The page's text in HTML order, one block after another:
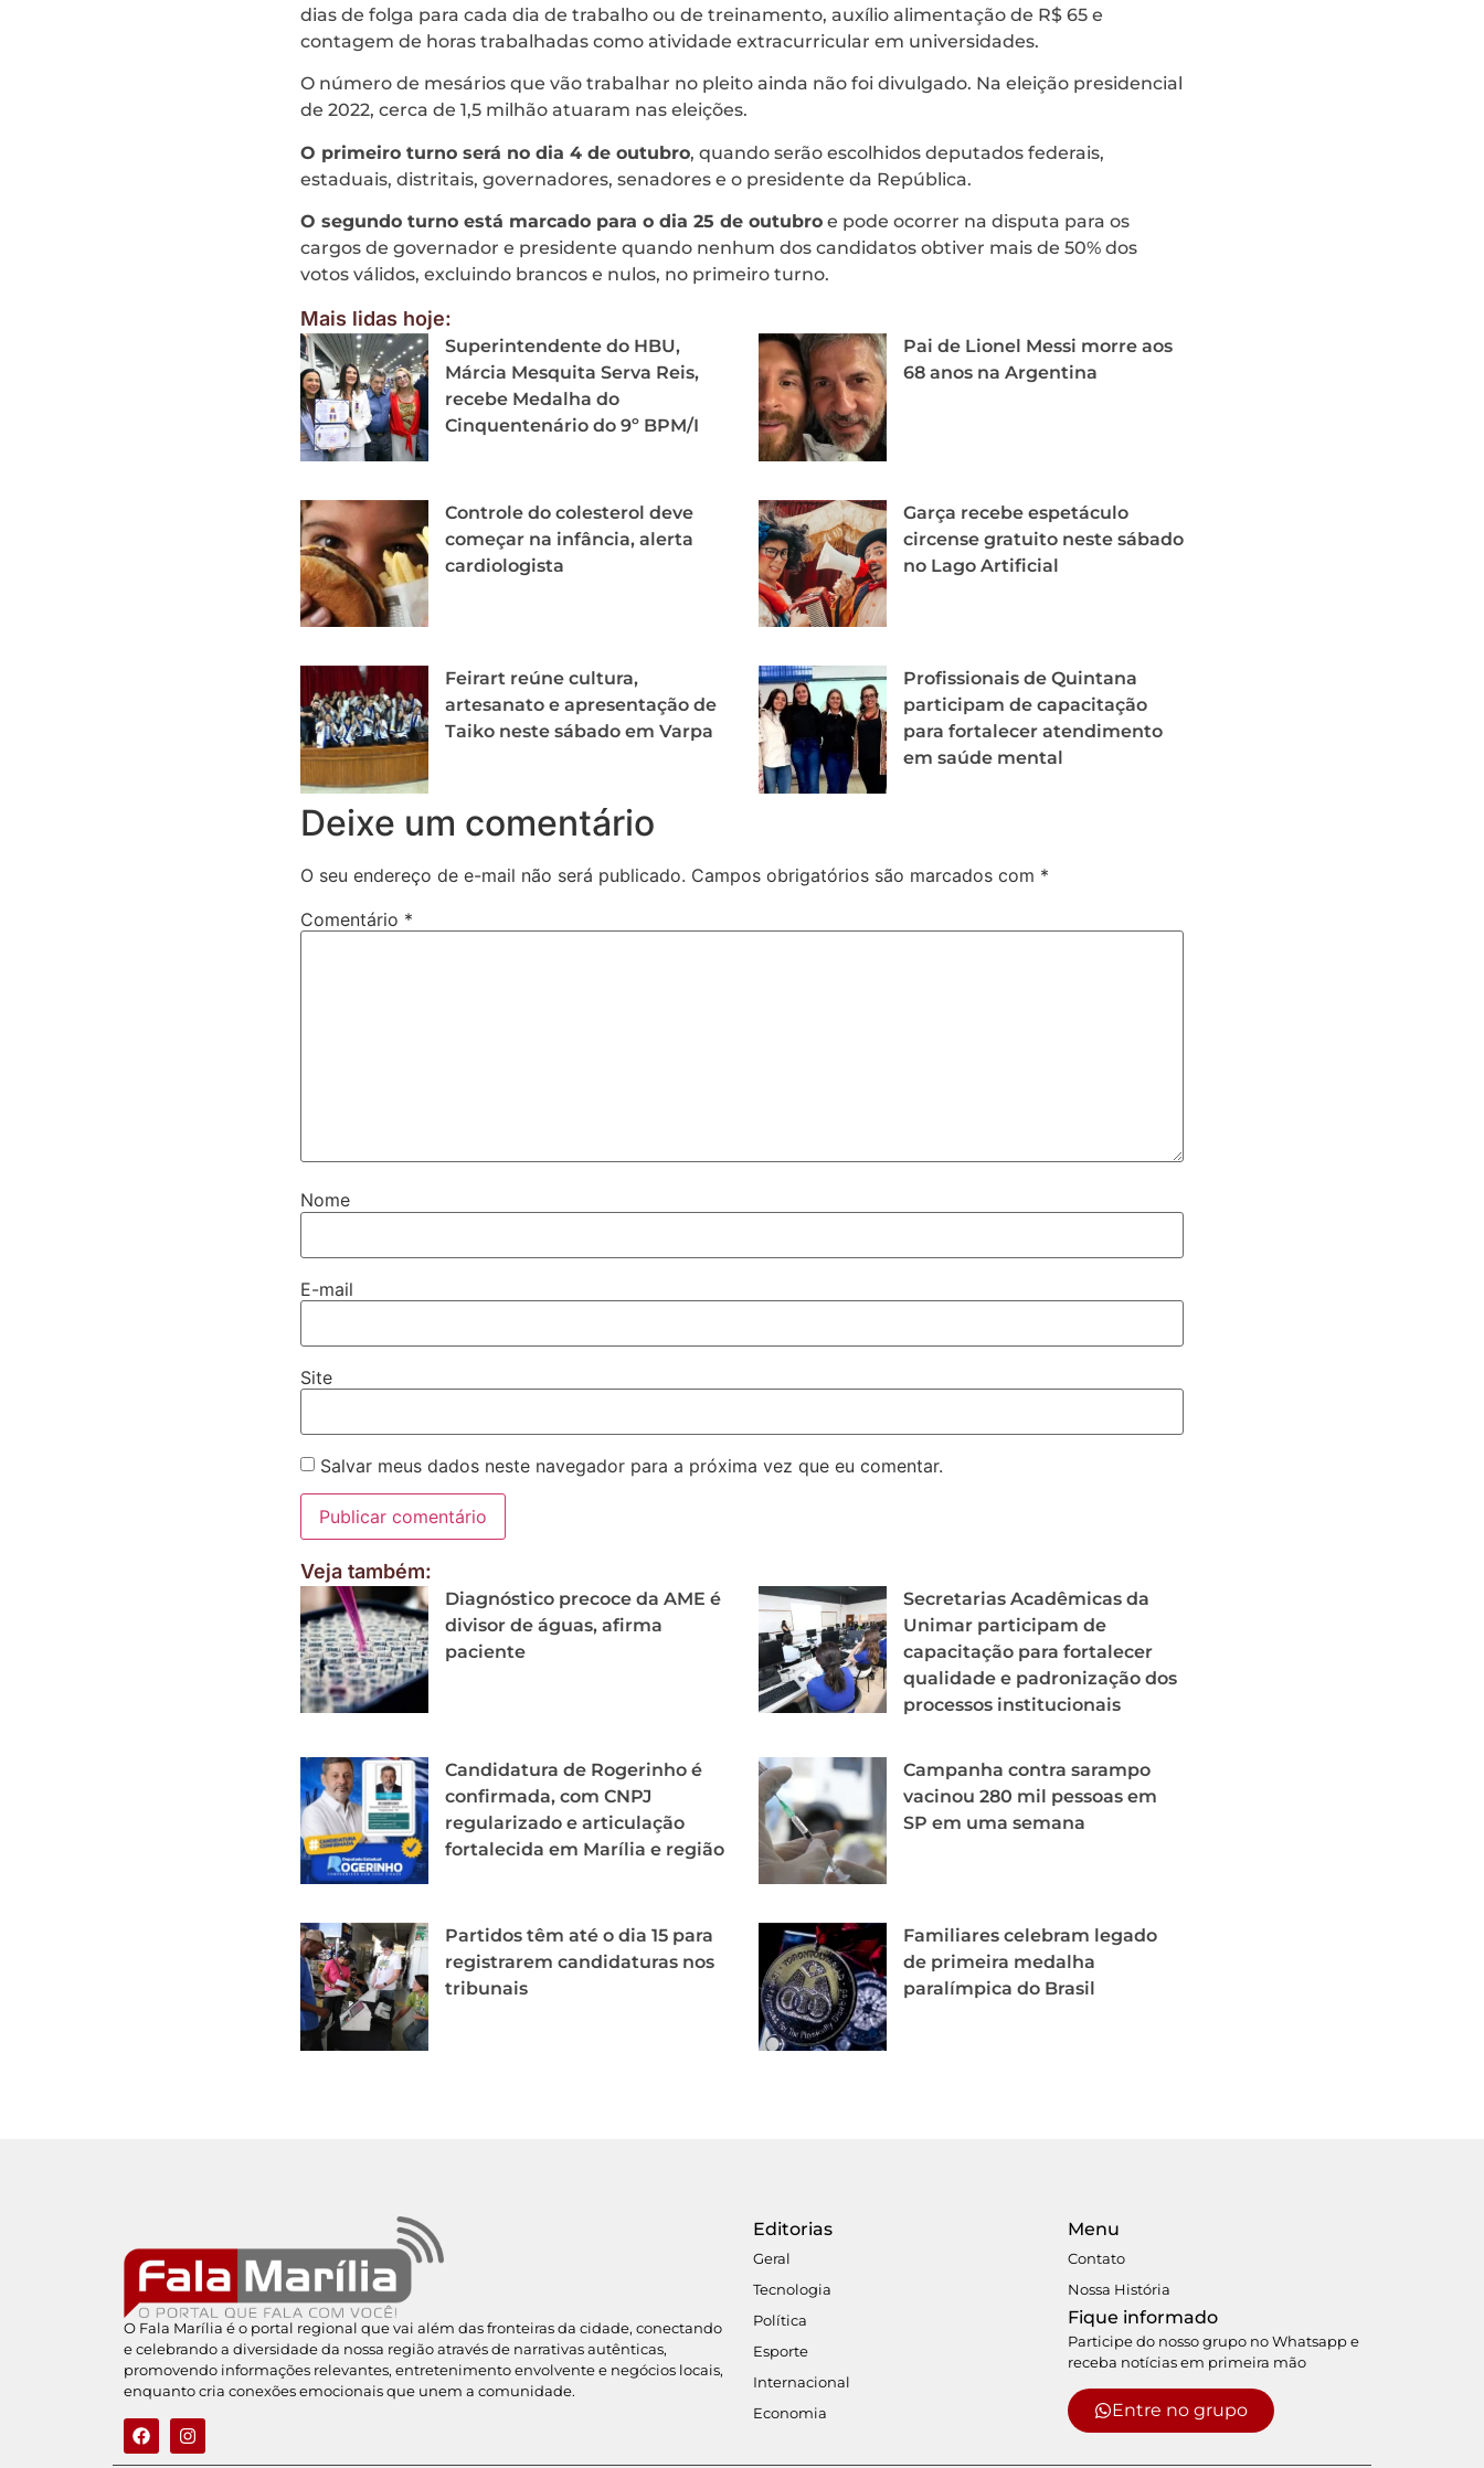
dias de folga para cada dia de trabalho ou de treinamento, auxílio alimentação de R$ 65 e
contagem de horas trabalhadas como atividade extracurricular em universidades.
O número de mesários que vão trabalhar no pleito ainda não foi divulgado. Na eleição presidencial
de 2022, cerca de 1,5 milhão atuaram nas eleições.
O primeiro turno será no dia 4 de outubro, quando serão escolhidos deputados federais,
estaduais, distritais, governadores, senadores e o presidente da República.
O segundo turno está marcado para o dia 25 de outubro e pode ocorrer na disputa para os
cargos de governador e presidente quando nenhum dos candidatos obtiver mais de 50% dos
votos válidos, excluindo brancos e nulos, no primeiro turno.
Mais lidas hoje:
Superintendente do HBU,
Márcia Mesquita Serva Reis,
recebe Medalha do
Cinquentenário do 9º BPM/I
Pai de Lionel Messi morre aos
68 anos na Argentina
Controle do colesterol deve
começar na infância, alerta
cardiologista
Garça recebe espetáculo
circense gratuito neste sábado
no Lago Artificial
Feirart reúne cultura,
artesanato e apresentação de
Taiko neste sábado em Varpa
Profissionais de Quintana
participam de capacitação
para fortalecer atendimento
em saúde mental
Deixe um comentário
O seu endereço de e-mail não será publicado. Campos obrigatórios são marcados com *
Comentário *
Nome
E-mail
Site
Salvar meus dados neste navegador para a próxima vez que eu comentar.
Veja também:
Diagnóstico precoce da AME é
divisor de águas, afirma
paciente
Secretarias Acadêmicas da
Unimar participam de
capacitação para fortalecer
qualidade e padronização dos
processos institucionais
Candidatura de Rogerinho é
confirmada, com CNPJ
regularizado e articulação
fortalecida em Marília e região
Campanha contra sarampo
vacinou 280 mil pessoas em
SP em uma semana
Partidos têm até o dia 15 para
registrarem candidaturas nos
tribunais
Familiares celebram legado
de primeira medalha
paralímpica do Brasil
O Fala Marília é o portal regional que vai além das fronteiras da cidade, conectando
e celebrando a diversidade da nossa região através de narrativas autênticas,
promovendo informações relevantes, entretenimento envolvente e negócios locais,
enquanto cria conexões emocionais que unem a comunidade.
Editorias
Geral
Tecnologia
Política
Esporte
Internacional
Economia
Menu
Contato
Nossa História
Fique informado
Participe do nosso grupo no Whatsapp e
receba notícias em primeira mão
Entre no grupo